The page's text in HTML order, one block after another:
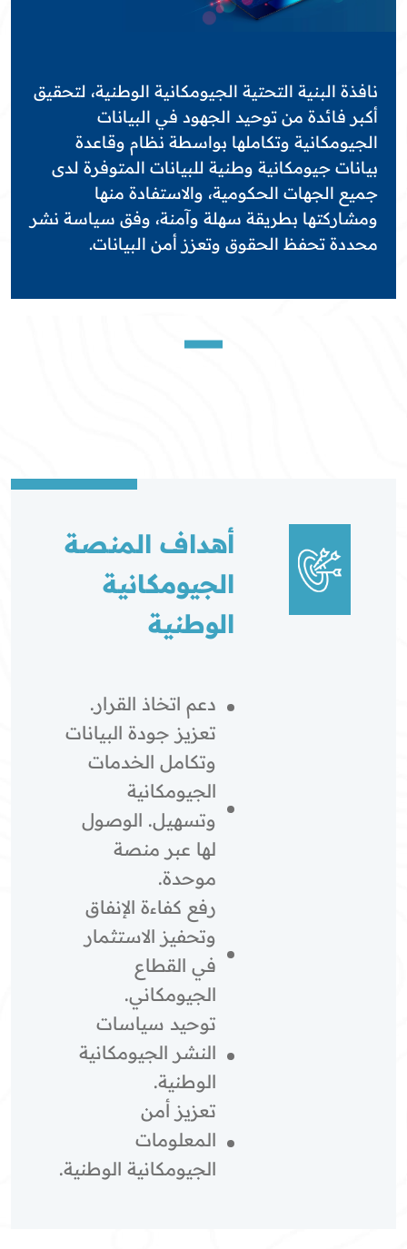
نافذة البنية التحتية الجيومكانية الوطنية، لتحقيق
أكبر فائدة من توحيد الجهود في البيانات
الجيومكانية وتكاملها بواسطة نظام وقاعدة
بيانات جيومكانية وطنية للبيانات المتوفرة لدى
جميع الجهات الحكومية، والاستفادة منها
ومشاركتها بطريقة سهلة وآمنة، وفق سياسة نشر
محددة تحفظ الحقوق وتعزز أمن البيانات.
أهداف المنصة
الجيومكانية
الوطنية
دعم اتخاذ القرار.
تعزيز جودة البيانات
وتكامل الخدمات
الجيومكانية
وتسهيل. الوصول
لها عبر منصة
موحدة.
رفع كفاءة الإنفاق
وتحفيز الاستثمار
في القطاع
الجيومكاني.
توحيد سياسات
النشر الجيومكانية
الوطنية.
تعزيز أمن
المعلومات
الجيومكانية الوطنية.